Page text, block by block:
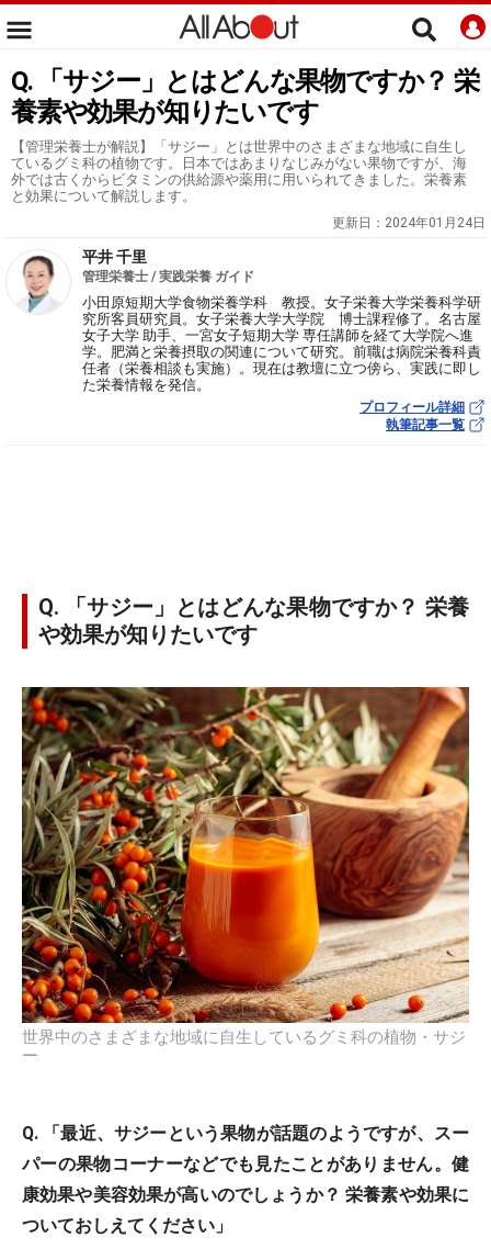
Q. 「サジー」とはどんな果物ですか？ 栄
養素や効果が知りたいです
【管理栄養士が解説】「サジー」とは世界中のさまざまな地域に自生し
ているグミ科の植物です。日本ではあまりなじみがない果物ですが、海
外では古くからビタミンの供給源や薬用に用いられてきました。栄養素
と効果について解説します。
更新日： 2024年01月24日
平井 千里
管理栄養士 / 実践栄養 ガイド
小田原短期大学食物栄養学科 教授。女子栄養大学栄養科学研
究所客員研究員。女子栄養大学大学院 博士課程修了。名古屋
女子大学 助手、一宮女子短期大学 専任講師を経て大学院へ進
学。肥満と栄養摂取の関連について研究。前職は病院栄養科責
任者（栄養相談も実施）。現在は教壇に立つ傍ら、実践に即し
た栄養情報を発信。
プロフィール詳細
執筆記事一覧
Q. 「サジー」とはどんな果物ですか？ 栄養
や効果が知りたいです
世界中のさまざまな地域に自生しているグミ科の植物・サジ
ー
Q. 「最近、サジーという果物が話題のようですが、スー
パーの果物コーナーなどでも見たことがありません。健
康効果や美容効果が高いのでしょうか？ 栄養素や効果に
ついておしえてください」